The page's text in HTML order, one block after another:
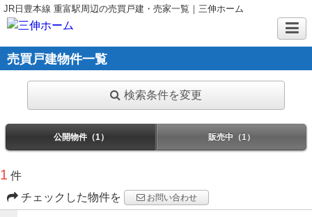
JR日豊本線 重富駅周辺の売買戸建・売家一覧｜三伸ホーム
売買戸建物件一覧
検索条件を変更
公開物件（1） 販売中（1）
1 件
チェックした物件を
お問い合わせ